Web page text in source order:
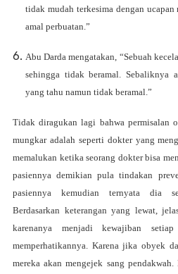
tidak mudah terkesima dengan ucapan
amal perbuatan.”
Abu Darda mengatakan, “Sebuah
sehingga tidak beramal. Sebaliknya
yang tahu namun tidak beramal.”
Tidak diragukan lagi bahwa permisalan
mungkar adalah seperti dokter yang
memalukan ketika seorang dokter bisa
pasiennya demikian pula tindakan
pasiennya kemudian ternyata dia
Berdasarkan keterangan yang lewat,
karenanya menjadi kewajiban
memperhatikannya. Karena jika obyek
mereka akan mengejek sang